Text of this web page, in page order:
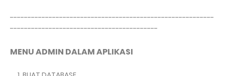
----------------------------------------------------------
------------------------------------------
MENU ADMIN DALAM APLIKASI